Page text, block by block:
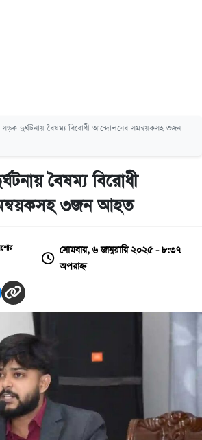
দুর্ঘটনায় বৈষম্য বিরোধী আন্দোলনের সমন্বয়কসহ ৩জন
বৈষম্য বিরোধী
৩জন আহত
সোমবার, ৬ জানুয়ারি ২০২৫ - ৮:৩৭
অপরাহ্ন